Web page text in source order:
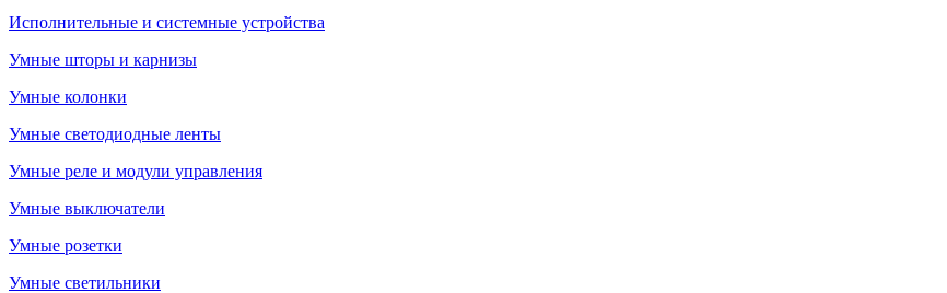
Исполнительные и системные устройства
Умные шторы и карнизы
Умные колонки
Умные светодиодные ленты
Умные реле и модули управления
Умные выключатели
Умные розетки
Умные светильники